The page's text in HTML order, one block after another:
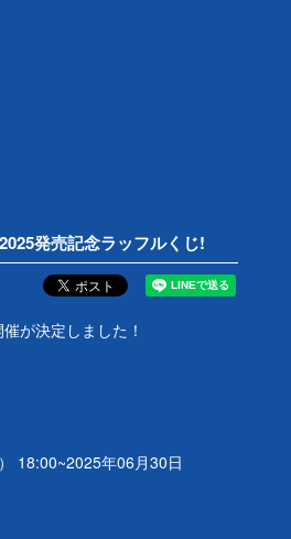
発売記念ラッフルくじ!
が決定しました！
18:00~2025年06月30日